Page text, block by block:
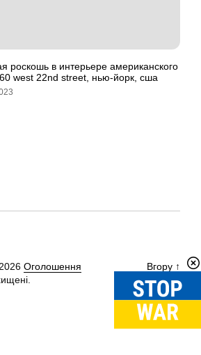
роскошь в интерьере американского
west 22nd street, нью-йорк, сша
Оголошення
Вгору ↑